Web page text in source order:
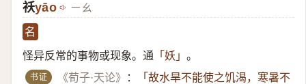
祅yāo ㄧㄠ
名
怪异反常的事物或现象。通 「妖」 。
书证 《荀子·天论》 ：
「故水旱不能使之饥渴，寒暑不